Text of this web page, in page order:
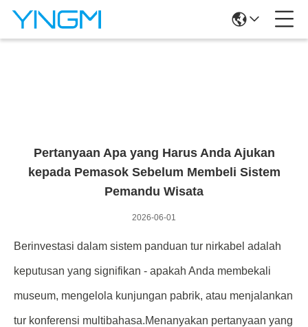
Pertanyaan Apa yang Harus Anda Ajukan
kepada Pemasok Sebelum Membeli Sistem
Pemandu Wisata
2026-06-01
Berinvestasi dalam sistem panduan tur nirkabel adalah
keputusan yang signifikan - apakah Anda membekali
museum, mengelola kunjungan pabrik, atau menjalankan
tur konferensi multibahasa.Menanyakan pertanyaan yang